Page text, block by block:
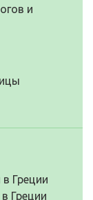
и
Греции
Греции